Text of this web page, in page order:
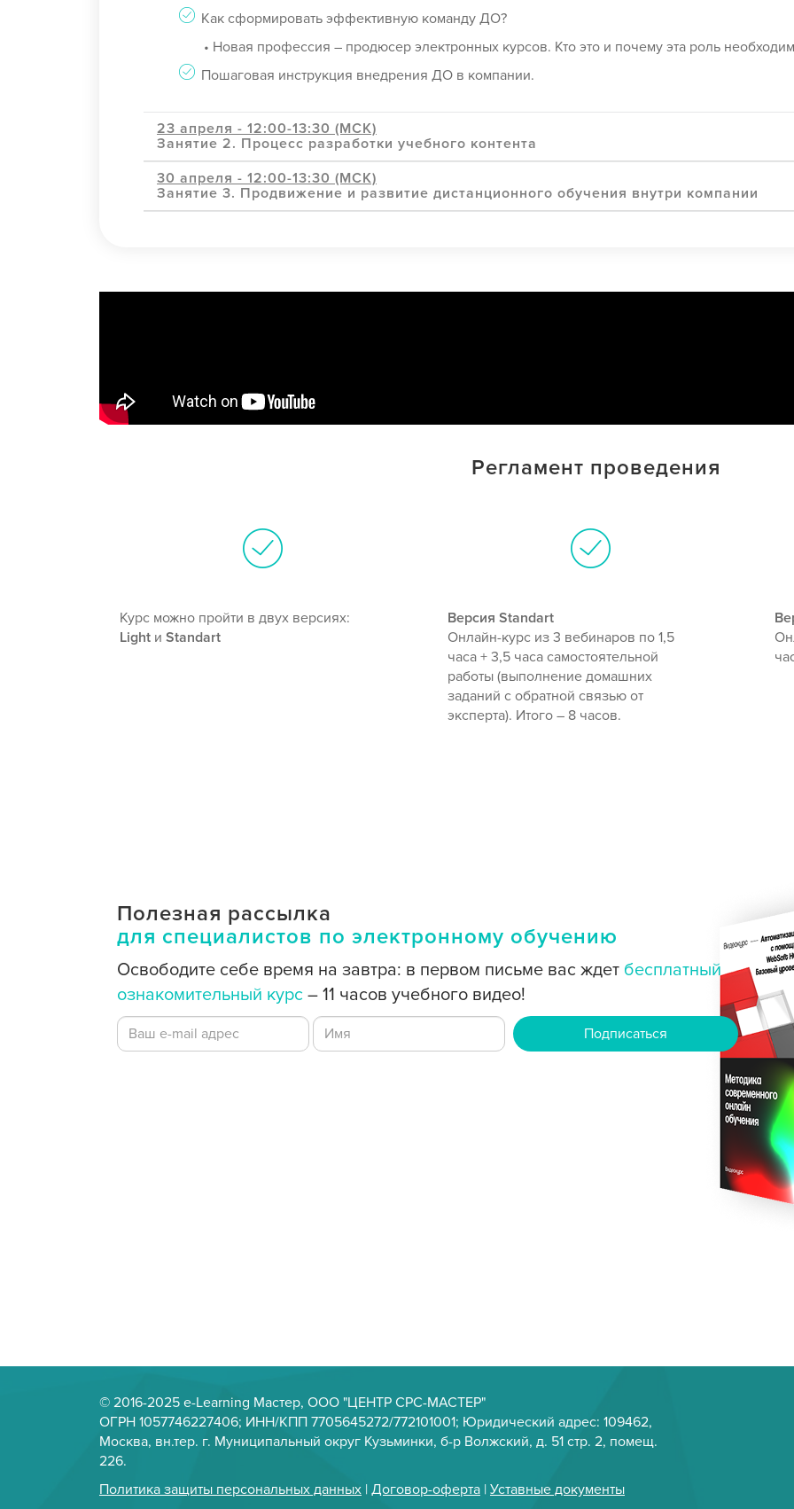
Как сформировать эффективную команду ДО?
• Новая профессия – продюсер электронных курсов. Кто это и почему эта роль
Пошаговая инструкция внедрения ДО в компании.
23 апреля - 12:00-13:30 (МСК)
Занятие 2. Процесс разработки учебного контента
30 апреля - 12:00-13:30 (МСК)
Занятие 3. Продвижение и развитие дистанционного обучения внутри компании
Регламент проведения
Курс можно пройти в двух версиях:
Lightи Standart
Версия Standart
Онлайн-курс из 3 вебинаров по 1,5
часа + 3,5 часа самостоятельной
работы (выполнение домашних
заданий с обратной связью от
эксперта). Итого – 8 часов.
Полезная рассылка
для специалистов по электронному обучению
Освободите себе время на завтра: в первом письме вас ждет бесплатный
ознакомительный курс – 11 часов учебного видео!
© 2016-2025 e-Learning Мастер, ООО "ЦЕНТР СРС-МАСТЕР"
ОГРН 1057746227406; ИНН/КПП 7705645272/772101001; Юридический адрес: 109462,
Москва, вн.тер. г. Муниципальный округ Кузьминки, б-р Волжский, д. 51 стр. 2, помещ.
226.
Политика защиты персональных данных | Договор-оферта | Уставные документы